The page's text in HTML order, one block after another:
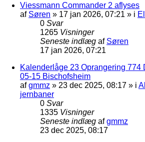
Viessmann Commander 2 aflyses
af Søren » 17 jan 2026, 07:21 » i
0 Svar
1265 Visninger
Seneste indlæg af Søren
17 jan 2026, 07:21
Kalenderlåge 23 Oprangering 774
05-15 Bischofsheim
afgmmz » 23 dec 2025, 08:17 » i
jernbaner
0 Svar
1335 Visninger
Seneste indlæg afgmmz
23 dec 2025, 08:17